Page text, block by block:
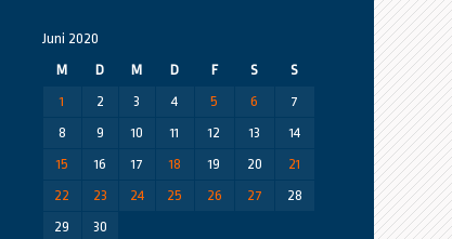
Juni 2020
M
D M D F S
S
1
2 3 4 5 6
7
8
9 10 11 12 13
14
15
16 17 18 19 20
21
22
23 24 25 26 27
28
29
30